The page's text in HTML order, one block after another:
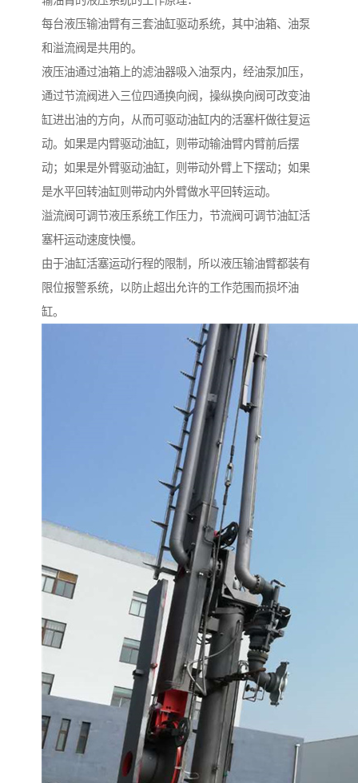
每台液压输油臂有三套油缸驱动系统，其中油箱、油泵
和溢流阀是共用的。
液压油通过油箱上的滤油器吸入油泵内，经油泵加压，
通过节流阀进入三位四通换向阀，操纵换向阀可改变油
缸进出油的方向，从而可驱动油缸内的活塞杆做往复运
动。如果是内臂驱动油缸，则带动输油臂内臂前后摆
动；如果是外臂驱动油缸，则带动外臂上下摆动；如果
是水平回转油缸则带动内外臂做水平回转运动。
溢流阀可调节液压系统工作压力，节流阀可调节油缸活
塞杆运动速度快慢。
由于油缸活塞运动行程的限制，所以液压输油臂都装有
限位报警系统，以防止超出允许的工作范围而损坏油
缸。